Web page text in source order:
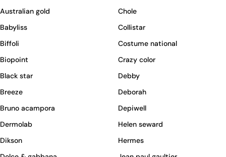
Australian gold
Babyliss
Biffoli
Biopoint
Black star
Breeze
Bruno acampora
Chole
Collistar
Costume national
Crazy color
Debby
Deborah
Depiwell
Dermolab
Dikson
Helen seward
Hermes